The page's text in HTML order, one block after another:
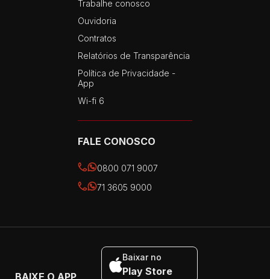
Trabalhe conosco
Ouvidoria
Contratos
Relatórios de Transparência
Política de Privacidade -
App
Wi-fi 6
FALE CONOSCO
0800 071 9007
71 3605 9000
Baixar no
Play Store